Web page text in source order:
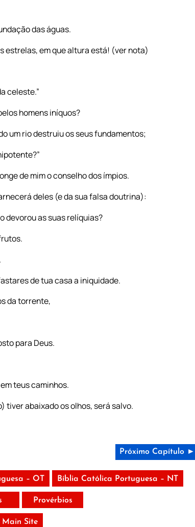
das águas.
estrelas, em que altura está! (ver nota)
celeste.”
homens iníquos?
um rio destruiu os seus fundamentos;
de mim o conselho dos ímpios.
deles (e da sua falsa doutrina):
devorou as suas relíquias?
de tua casa a iniquidade.
da torrente,
para Deus.
teus caminhos.
tiver abaixado os olhos, será salvo.
Próximo Capítulo ►
– OT Bíblia Católica Portuguesa – NT
Provérbios
Main Site